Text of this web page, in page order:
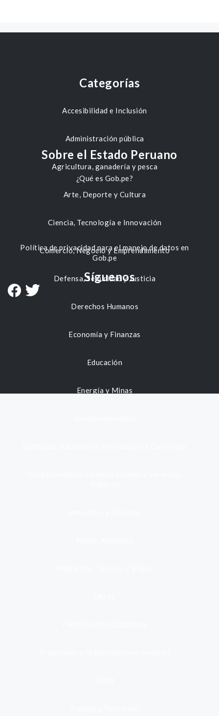
Categorías
Accesibilidad e Inclusión
Administración pública
Agricultura, ganadería y pesca
Arte, Deporte y Cultura
Ciencia, Tecnología e Innovación
Comercio, Negocio y Emprendimiento
Defensa, Seguridad y Justicia
Derechos Humanos
Economía y Finanzas
Educación
Energía y Minas
Sobre el Estado Peruano
¿Qué es Gob.pe?
Política de privacidad para el manejo de datos en
Gob.pe
Síguenos